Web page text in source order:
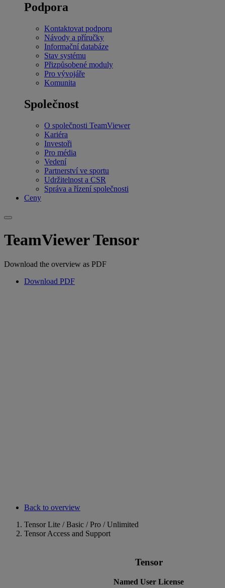
Podpora
Kontaktovat podporu
Návody a příručky
Informační databáze
Stav systému
Přizpůsobené moduly
Pro vývojáře
Komunita
Společnost
O společnosti TeamViewer
Kariéra
Investoři
Pro média
Vedení
Partnerství ve sportu
Udržitelnost a CSR
Správa a řízení společnosti
Ceny
TeamViewer Tensor
Download the overview as PDF
Download PDF
Back to overview
Tensor Lite / Basic / Pro / Unlimited
Tensor Access and Support
Tensor
Named User License